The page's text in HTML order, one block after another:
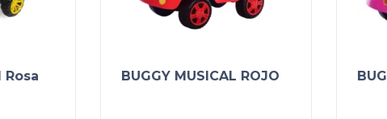
BUGGY MUSICAL ROJO